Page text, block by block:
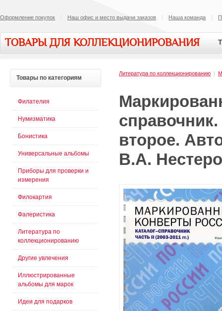
Оформление покупок Наш офис и место выдачи заказов Наша команда
ТОВАРЫ ДЛЯ КОЛЛЕКЦИОНИРОВАНИЯ
Литература по коллекционированию |
справочник.
второе.
В.А.
Товары по категориям
Филателия
Нумизматика
Бонистика
Универсальные альбомы
Приборы для проверки и
измерения
Филокартия
Фалеристика
Литература по
коллекционированию
Другие увлечения
Иллюстрированные
альбомы для марок
Идеи для подарков